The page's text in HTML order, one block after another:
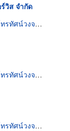
วิส จำกัด
ศน์วงจรปิด
ศน์วงจรปิด
ศน์วงจรปิด